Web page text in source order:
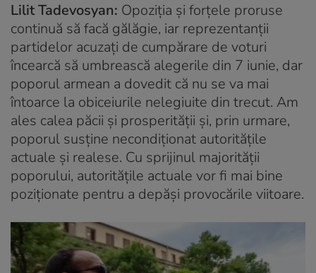
Lilit Tadevosyan: Opoziția și forțele proruse
continuă să facă gălăgie, iar reprezentanții
partidelor acuzați de cumpărare de voturi
încearcă să umbrească alegerile din 7 iunie, dar
poporul armean a dovedit că nu se va mai
întoarce la obiceiurile nelegiuite din trecut. Am
ales calea păcii și prosperității și, prin urmare,
poporul susține necondiționat autoritățile
actuale și realese. Cu sprijinul majorității
poporului, autoritățile actuale vor fi mai bine
poziționate pentru a depăși provocările viitoare.